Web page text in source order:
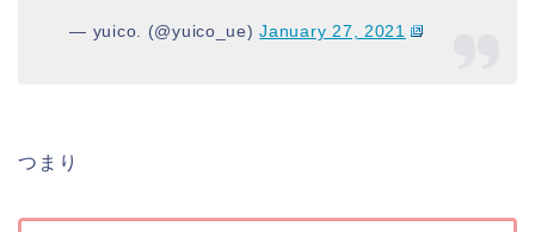
— yuico. (@yuico_ue)January 27, 2021
つまり